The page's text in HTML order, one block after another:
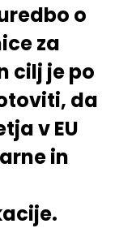
o
za
cilj je po
da
v EU
in